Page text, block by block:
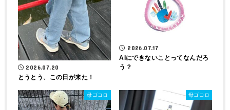
2026.07.20
とうとう、この日が来た！
2026.07.17
AIにできないことってなんだろ
う？
母ゴコロ 母ゴコロ